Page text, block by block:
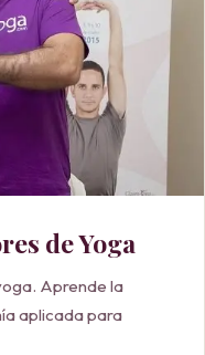
de Yoga
Aprende la
aplicada para